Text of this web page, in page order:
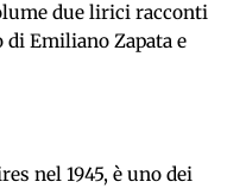
due lirici racconti
Emiliano Zapata e
nel 1945, è uno dei